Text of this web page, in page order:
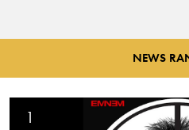
NEWS